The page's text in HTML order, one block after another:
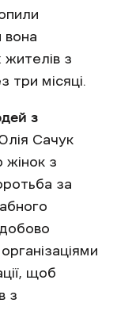
вона
з
три місяці.
з
Сачук
жінок з
за
щоб
з